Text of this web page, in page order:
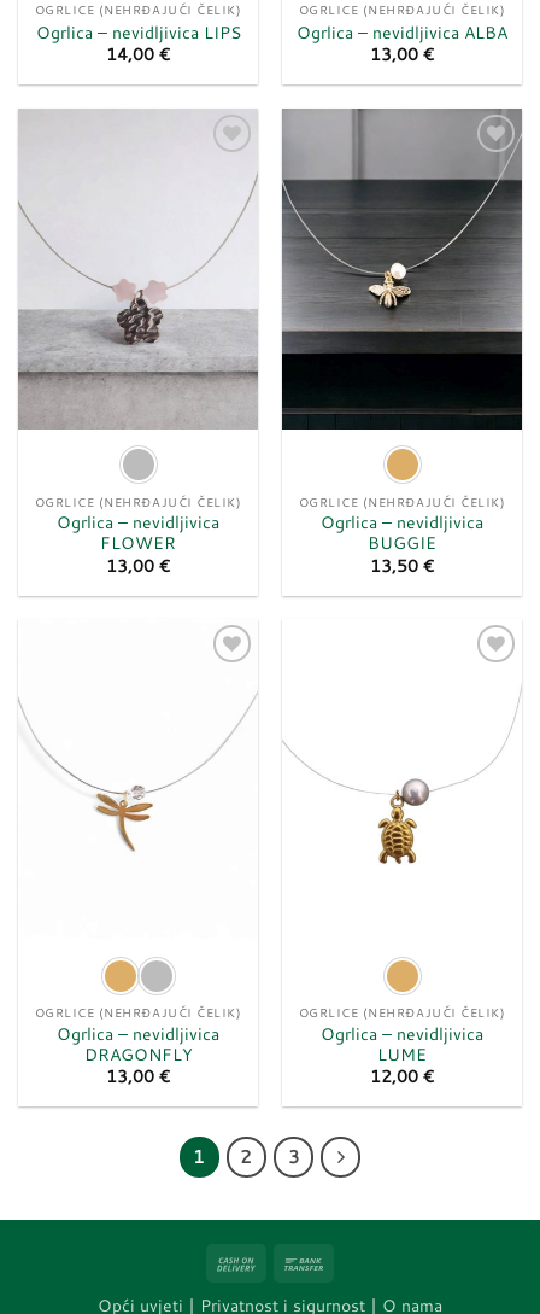
OGRLICE (NEHRĐAJUĆI ČELIK)
Ogrlica – nevidljivica LIPS
14,00 €
OGRLICE (NEHRĐAJUĆI ČELIK)
Ogrlica – nevidljivica ALBA
13,00 €
želja
OGRLICE (NEHRĐAJUĆI ČELIK)
Ogrlica – nevidljivica
FLOWER
13,00 €
Dodaj
u
listu
želja
OGRLICE (NEHRĐAJUĆI ČELIK)
Ogrlica – nevidljivica
BUGGIE
13,50 €
listu
želja
OGRLICE (NEHRĐAJUĆI ČELIK)
Ogrlica – nevidljivica
DRAGONFLY
13,00 €
OGRLICE (NEHRĐAJUĆI ČELIK)
Ogrlica – nevidljivica
LUME
12,00 €
1 2 3
Cash
Opći uvjeti | Privatnost i sigurnost | O nama